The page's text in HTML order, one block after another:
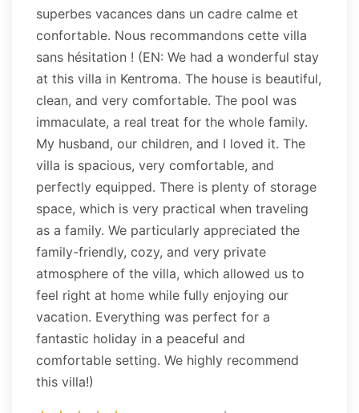
superbes vacances dans un cadre calme et
confortable. Nous recommandons cette villa
sans hésitation ! (EN: We had a wonderful stay
at this villa in Kentroma. The house is beautiful,
clean, and very comfortable. The pool was
immaculate, a real treat for the whole family.
My husband, our children, and I loved it. The
villa is spacious, very comfortable, and
perfectly equipped. There is plenty of storage
space, which is very practical when traveling
as a family. We particularly appreciated the
family-friendly, cozy, and very private
atmosphere of the villa, which allowed us to
feel right at home while fully enjoying our
vacation. Everything was perfect for a
fantastic holiday in a peaceful and
comfortable setting. We highly recommend
this villa!)